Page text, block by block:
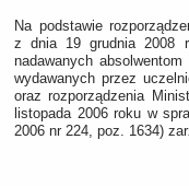
Na podstawie
z dnia 19 grudnia 2008
nadawanych
wydawanych przez
oraz rozporządzenia
listopada 2006 roku w
2006 nr 224, poz. 1634)